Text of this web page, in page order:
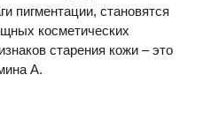
пигментации, становятся
косметических
старения кожи – это
А.